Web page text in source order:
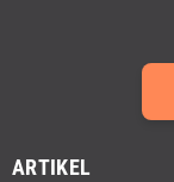
ARTIKEL